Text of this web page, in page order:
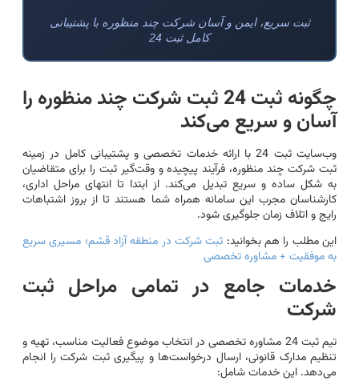
ثبت سریع، ایمن و آسان شرکت چند منظوره با پشتیبانی
کامل ثبت 24
چگونه ثبت 24 ثبت شرکت چند منظوره را
آسان و سریع می‌کند
وب‌سایت ثبت 24 با ارائه خدمات تخصصی و پشتیبانی کامل در زمینه
ثبت شرکت چند منظوره، فرآیند پیچیده و وقت‌گیر ثبت را برای متقاضیان
به شکل ساده و سریع تبدیل می‌کند. از ابتدا تا انتهای مراحل اداری،
کارشناسان مجرب این سامانه همراه شما هستند تا از بروز اشتباهات
رایج و اتلاف زمان جلوگیری شود.
این مطلب را هم بخوانید: ثبت شرکت در منطقه آزاد قشم؛ مسیری سریع
به موفقیت + مشاوره تخصصی
خدمات جامع در تمامی مراحل ثبت
شرکت
تیم ثبت 24 مشاوره تخصصی در انتخاب موضوع فعالیت مناسب، تهیه و
تنظیم مدارک قانونی، ارسال درخواست‌ها و پیگیری ثبت شرکت را انجام
می‌دهد. این خدمات شامل: